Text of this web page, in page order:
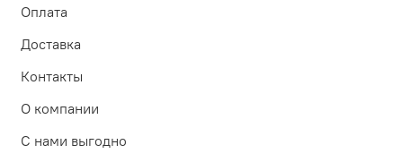
Оплата
Доставка
Контакты
О компании
С нами выгодно